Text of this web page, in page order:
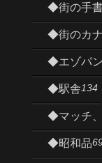
◆街の手
◆街のカ
◆エゾパン
◆駅舎134
◆マッチ
◆昭和品